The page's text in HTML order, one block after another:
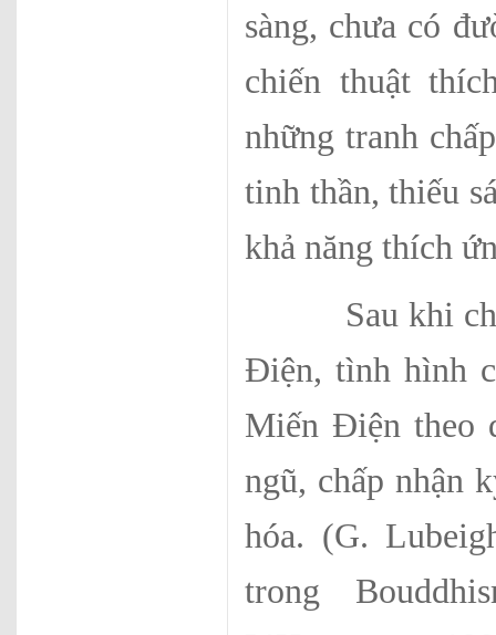
sàng, chưa có
chiến thuật
những tranh
tinh thần, thiếu
khả năng thích
Sau khi chế
Điện, tình hình
Miến Điện theo
ngũ, chấp nhận
hóa. (G.
trong